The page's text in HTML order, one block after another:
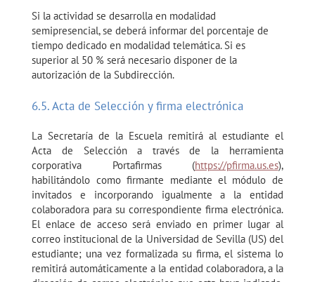
Si la actividad se desarrolla en modalidad
semipresencial, se deberá informar del porcentaje de
tiempo dedicado en modalidad telemática. Si es
superior al 50 % será necesario disponer de la
autorización de la Subdirección.
6.5. Acta de Selección y firma electrónica
La Secretaría de la Escuela remitirá al estudiante el
Acta de Selección a través de la herramienta
corporativa Portafirmas (https://pfirma.us.es),
habilitándolo como firmante mediante el módulo de
invitados e incorporando igualmente a la entidad
colaboradora para su correspondiente firma electrónica.
El enlace de acceso será enviado en primer lugar al
correo institucional de la Universidad de Sevilla (US) del
estudiante; una vez formalizada su firma, el sistema lo
remitirá automáticamente a la entidad colaboradora, a la